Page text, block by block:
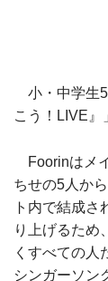
小・中学生5
こう！LIVE』
Foorinはメ
ちせの5人か
ト内で結成
り上げるため
くすべての人
シンガーソン